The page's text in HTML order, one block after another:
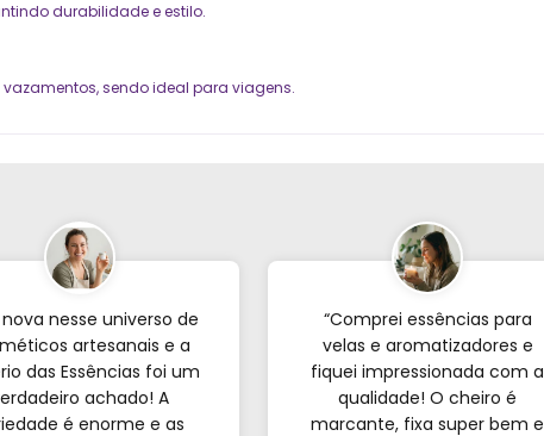
durabilidade e estilo.
sendo ideal para viagens.
nova nesse universo de
artesanais e a
das Essências foi um
achado! A
é enorme e as
“Comprei essências para
velas e aromatizadores e
fiquei impressionada com a
qualidade! O cheiro é
marcante, fixa super bem e